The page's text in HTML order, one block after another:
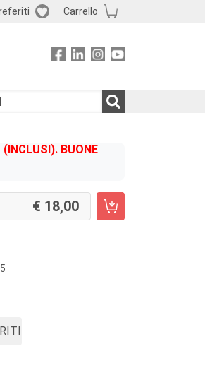
Carrello
BUONE
18,00